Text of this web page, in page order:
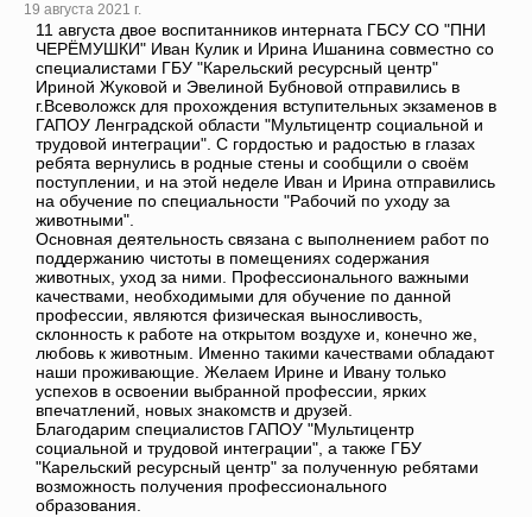
19 августа 2021 г.
11 августа двое воспитанников интерната ГБСУ СО "ПНИ
ЧЕРЁМУШКИ" Иван Кулик и Ирина Ишанина совместно со
специалистами ГБУ "Карельский ресурсный центр"
Ириной Жуковой и Эвелиной Бубновой отправились в
г.Всеволожск для прохождения вступительных экзаменов в
ГАПОУ Ленградской области "Мультицентр социальной и
трудовой интеграции". С гордостью и радостью в глазах
ребята вернулись в родные стены и сообщили о своём
поступлении, и на этой неделе Иван и Ирина отправились
на обучение по специальности "Рабочий по уходу за
животными".
Основная деятельность связана с выполнением работ по
поддержанию чистоты в помещениях содержания
животных, уход за ними. Профессионального важными
качествами, необходимыми для обучение по данной
профессии, являются физическая выносливость,
склонность к работе на открытом воздухе и, конечно же,
любовь к животным. Именно такими качествами обладают
наши проживающие. Желаем Ирине и Ивану только
успехов в освоении выбранной профессии, ярких
впечатлений, новых знакомств и друзей.
Благодарим специалистов ГАПОУ "Мультицентр
социальной и трудовой интеграции", а также ГБУ
"Карельский ресурсный центр" за полученную ребятами
возможность получения профессионального
образования.